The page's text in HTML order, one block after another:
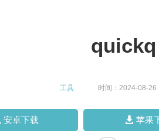
工具 时间：2024-08-26
安卓下载 苹果